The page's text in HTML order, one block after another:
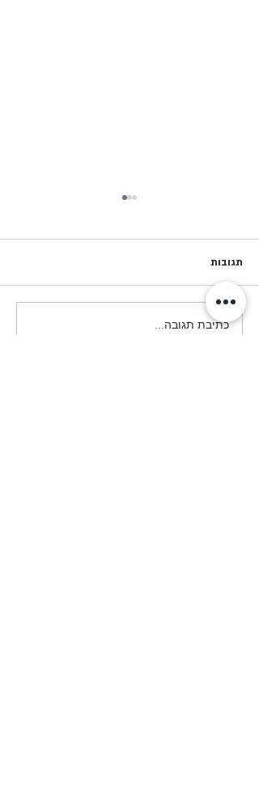
המסע לפולין- מחזור פ״א
תגובות
כתיבת תגובה...